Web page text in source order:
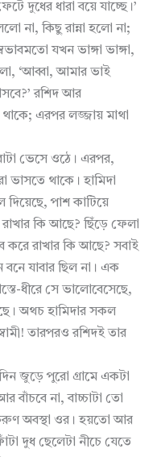
দুধের ধারা বয়ে যাচ্ছে।’
না, কিছু রান্না হলো না;
যখন ভাঙ্গা ভাঙ্গা,
‘আব্বা, আমার ভাই
রশিদ আর
থাকে; এরপর লজ্জায় মাথা
ভেসে ওঠে। এরপর,
ভাসতে থাকে। হামিদা
পাশ কাটিয়ে
কি আছে? ছিঁড়ে ফেলা
করে রাখার কি আছে? সবাই
যাবার ছিল না। এক
ধীরে সে ভালোবেসেছে,
অথচ হামিদার সকল
তারপরও রশিদই তার
জুড়ে পুরো গ্রামে একটা
বাঁচবে না, বাচ্চাটা তো
অবস্থা ওর। হয়তো আর
দুধ ছেলেটা নীচে যেতে